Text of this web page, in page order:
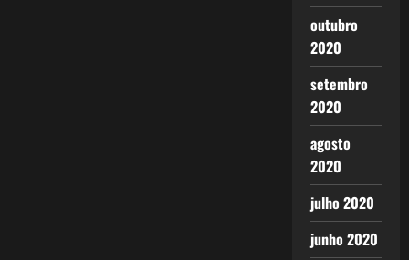
outubro
2020
setembro
2020
agosto
2020
julho 2020
junho 2020